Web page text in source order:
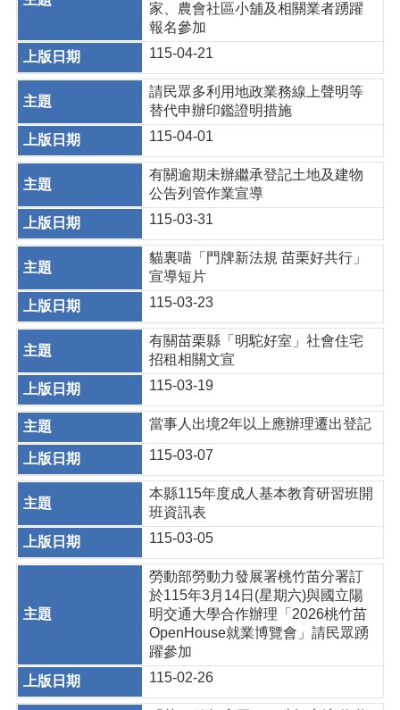
家、農會社區小舖及相關業者踴躍
報名參加
115-04-21
請民眾多利用地政業務線上聲明等
替代申辦印鑑證明措施
115-04-01
有關逾期未辦繼承登記土地及建物
公告列管作業宣導
115-03-31
貓裏喵「門牌新法規 苗栗好共行」
宣導短片
115-03-23
有關苗栗縣「明駝好室」社會住宅
招租相關文宣
115-03-19
當事人出境2年以上應辦理遷出登記
115-03-07
本縣115年度成人基本教育研習班開
班資訊表
115-03-05
勞動部勞動力發展署桃竹苗分署訂
於115年3月14日(星期六)與國立陽
明交通大學合作辦理「2026桃竹苗
OpenHouse就業博覽會」請民眾踴
躍參加
115-02-26